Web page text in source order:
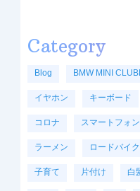
Category
Blog BMW MINI
イヤホン キーボード
コロナ スマートフォン
ラーメン ロードバイク
子育て 片付け 白